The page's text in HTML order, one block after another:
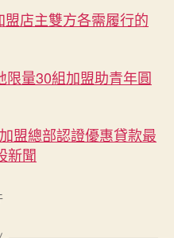
店主雙方各需履行的
限量30組加盟助青年圓
盟總部認證優惠貸款最
新聞